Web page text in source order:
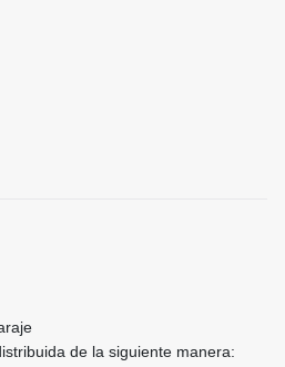
de la siguiente manera: